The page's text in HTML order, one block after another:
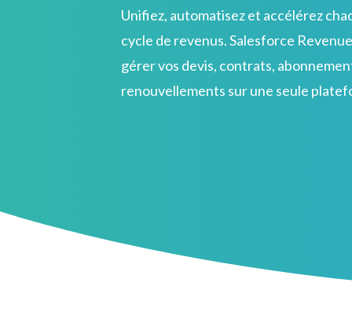
Unifiez, automatisez et accélérez
cycle de revenus. Salesforce
gérer vos devis, contrats,
renouvellements sur une seule